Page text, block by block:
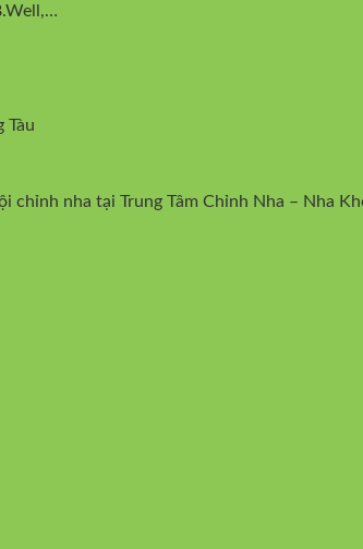
Tàu
nha tại Trung Tâm Chỉnh Nha – Nha